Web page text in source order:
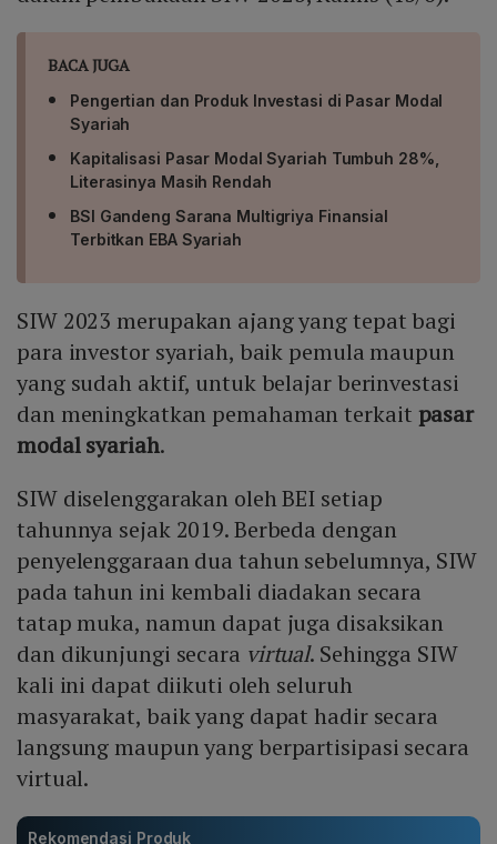
BACA JUGA
Pengertian dan Produk Investasi di Pasar Modal
Syariah
Kapitalisasi Pasar Modal Syariah Tumbuh 28%,
Literasinya Masih Rendah
BSI Gandeng Sarana Multigriya Finansial
Terbitkan EBA Syariah
SIW 2023 merupakan ajang yang tepat bagi
para investor syariah, baik pemula maupun
yang sudah aktif, untuk belajar berinvestasi
dan meningkatkan pemahaman terkait pasar
modal syariah.
SIW diselenggarakan oleh BEI setiap
tahunnya sejak 2019. Berbeda dengan
penyelenggaraan dua tahun sebelumnya, SIW
pada tahun ini kembali diadakan secara
tatap muka, namun dapat juga disaksikan
dan dikunjungi secara virtual. Sehingga SIW
kali ini dapat diikuti oleh seluruh
masyarakat, baik yang dapat hadir secara
langsung maupun yang berpartisipasi secara
virtual.
Rekomendasi Produk